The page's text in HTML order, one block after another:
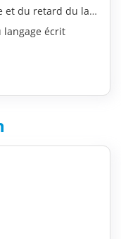
et du retard du langage
langage écrit